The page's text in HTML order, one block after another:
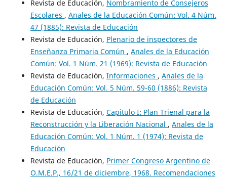
Revista de Educación, Nombramiento de Consejeros
Escolares , Anales de la Educación Común: Vol. 4 Núm.
47 (1885): Revista de Educación
Revista de Educación, Plenario de inspectores de
Enseñanza Primaria Común , Anales de la Educación
Común: Vol. 1 Núm. 21 (1969): Revista de Educación
Revista de Educación, Informaciones , Anales de la
Educación Común: Vol. 5 Núm. 59-60 (1886): Revista
de Educación
Revista de Educación, Capitulo I: Plan Trienal para la
Reconstrucción y la Liberación Nacional , Anales de la
Educación Común: Vol. 1 Núm. 1 (1974): Revista de
Educación
Revista de Educación, Primer Congreso Argentino de
O.M.E.P., 16/21 de diciembre, 1968. Recomendaciones